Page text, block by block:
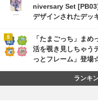
niversary Set
デザインされたデッ
「たまごっち」ま
活を覗き見しちゃう
っとフレーム」登場
ランキ